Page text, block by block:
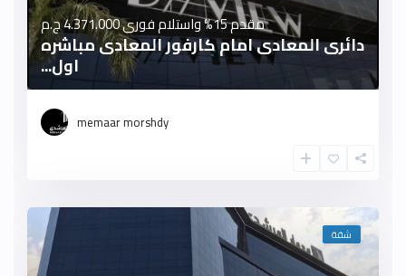
مقدم 15% واستلام فورى 4.371.000 ج.م
دائرى المعادى امام كارفور المعادى مباشره
اول...
memaar morshdy
شقة